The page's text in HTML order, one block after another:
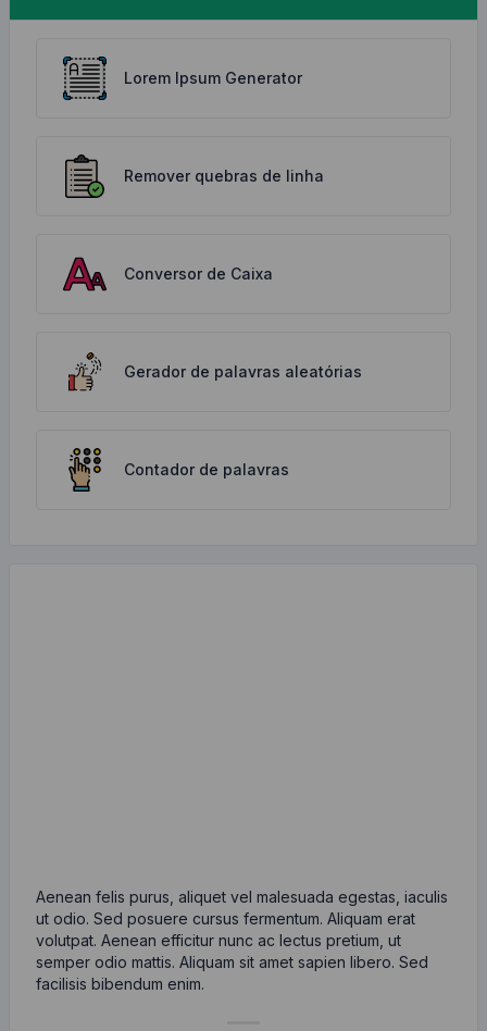
Lorem Ipsum Generator
Remover quebras de linha
Conversor de Caixa
Gerador de palavras aleatórias
Contador de palavras
Aenean felis purus, aliquet vel malesuada egestas, iaculis
ut odio. Sed posuere cursus fermentum. Aliquam erat
volutpat. Aenean efficitur nunc ac lectus pretium, ut
semper odio mattis. Aliquam sit amet sapien libero. Sed
facilisis bibendum enim.